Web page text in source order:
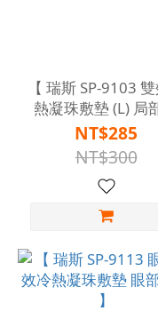
【 瑞斯 SP-9103
熱凝珠敷墊 (L) 局
緩 】
NT$285
NT$300